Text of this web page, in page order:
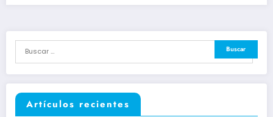
Artículos recientes